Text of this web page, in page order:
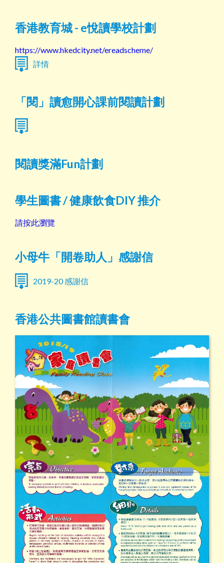
香港教育城 - e悅讀學校計劃
https://www.hkedcity.net/ereadscheme/
詳情
「閱」讀愈開心課前閱讀計劃
閱讀獎滿Fun計劃
學生圖書 / 健康飲食DIY 推介
請按此瀏覽
小母牛「開卷助人」感謝信
2019-20 感謝信
香港公共圖書館讀書會